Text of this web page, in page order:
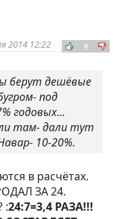
2014 12:22 0
берут дешёвые
под
годовых...
там- дали тут
10-20%.
в расчётах.
ЗА 24.
:24:7=3,4 РАЗА!!!